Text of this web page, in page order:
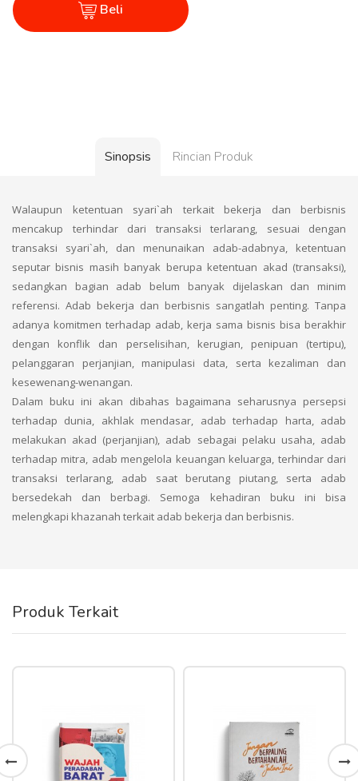
Beli
Sinopsis Rincian Produk
Walaupun ketentuan syari`ah terkait bekerja dan berbisnis
mencakup terhindar dari transaksi terlarang, sesuai dengan
transaksi syari`ah, dan menunaikan adab-adabnya, ketentuan
seputar bisnis masih banyak berupa ketentuan akad (transaksi),
sedangkan bagian adab belum banyak dijelaskan dan minim
referensi. Adab bekerja dan berbisnis sangatlah penting. Tanpa
adanya komitmen terhadap adab, kerja sama bisnis bisa berakhir
dengan konflik dan perselisihan, kerugian, penipuan (tertipu),
pelanggaran perjanjian, manipulasi data, serta kezaliman dan
kesewenang-wenangan.
Dalam buku ini akan dibahas bagaimana seharusnya persepsi
terhadap dunia, akhlak mendasar, adab terhadap harta, adab
melakukan akad (perjanjian), adab sebagai pelaku usaha, adab
terhadap mitra, adab mengelola keuangan keluarga, terhindar dari
transaksi terlarang, adab saat berutang piutang, serta adab
bersedekah dan berbagi. Semoga kehadiran buku ini bisa
melengkapi khazanah terkait adab bekerja dan berbisnis.
Produk Terkait